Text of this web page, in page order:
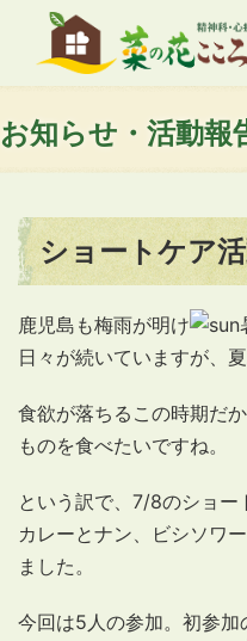
お知らせ・活動報
ショートケア
鹿児島も梅雨が明け
日々が続いていますが、
食欲が落ちるこの時期だ
ものを食べたいですね。
という訳で、7/8のショー
カレーとナン、ビシソワ
ました。
今回は5人の参加。初参加